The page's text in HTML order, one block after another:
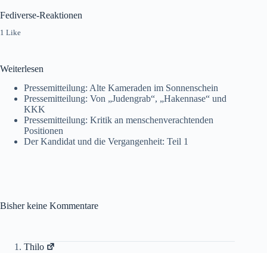
Fediverse-Reaktionen
1 Like
Weiterlesen
Pressemitteilung: Alte Kameraden im Sonnenschein
Pressemitteilung: Von „Judengrab“, „Hakennase“ und
KKK
Pressemitteilung: Kritik an menschenverachtenden
Positionen
Der Kandidat und die Vergangenheit: Teil 1
Bisher keine Kommentare
Thilo